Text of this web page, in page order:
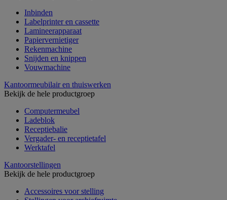
Inbinden
Labelprinter en cassette
Lamineerapparaat
Papiervernietiger
Rekenmachine
Snijden en knippen
Vouwmachine
Kantoormeubilair en thuiswerken
Bekijk de hele productgroep
Computermeubel
Ladeblok
Receptiebalie
Vergader- en receptietafel
Werktafel
Kantoorstellingen
Bekijk de hele productgroep
Accessoires voor stelling